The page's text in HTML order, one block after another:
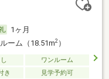
1ヶ月
ーム（18.51m2）
ワンルーム
き 見学予約可